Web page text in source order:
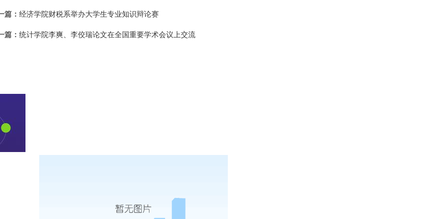
篇： 经济学院财税系举办大学生专业知识辩论赛
篇： 统计学院李爽、李佼瑞论文在全国重要学术会议上交流